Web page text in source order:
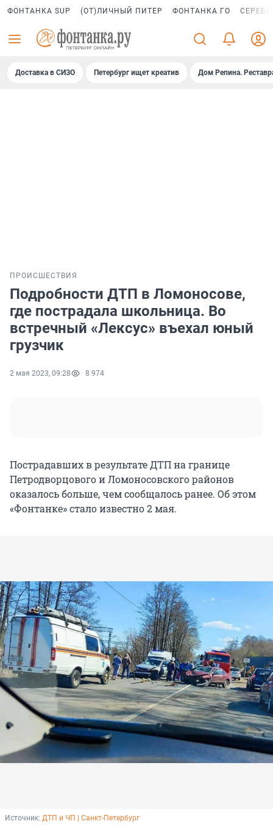
ФОНТАНКА SUP (ОТ)ЛИЧНЫЙ ПИТЕР ФОНТАНКА ГО
Доставка в СИЗО Петербург ищет креатив Дом Репина.
ПРОИСШЕСТВИЯ
Подробности ДТП в Ломоносове,
где пострадала школьница. Во
встречный «Лексус» въехал юный
грузчик
2 мая 2023, 09:28 8 974
Пострадавших в результате ДТП на границе
Петродворцового и Ломоносовского районов
оказалось больше, чем сообщалось ранее. Об этом
«Фонтанке» стало известно 2 мая.
Источник: ДТП и ЧП | Санкт-Петербург